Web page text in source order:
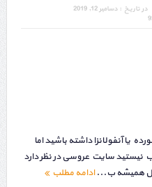
در تاریخ : دسامبر 12, 2019
یا آنفولانزا داشته باشید اما
نیستید سایت عروسی در نظر دارد
مثل همیشه ب...ادامه مطلب